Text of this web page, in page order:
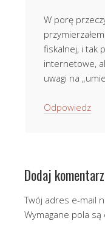
W porę
fiskalnej, i tak
internetowe,
uwagi na
Odpowiedz
Dodaj komentarz
Twój adres e-mail
Wymagane pola są